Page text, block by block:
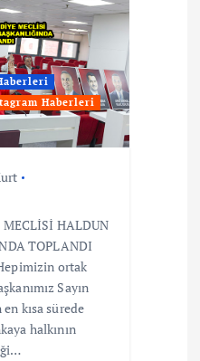
Haberleri
HALDUN
TOPLANDI
ortak
Sayın
kısa sürede
halkının